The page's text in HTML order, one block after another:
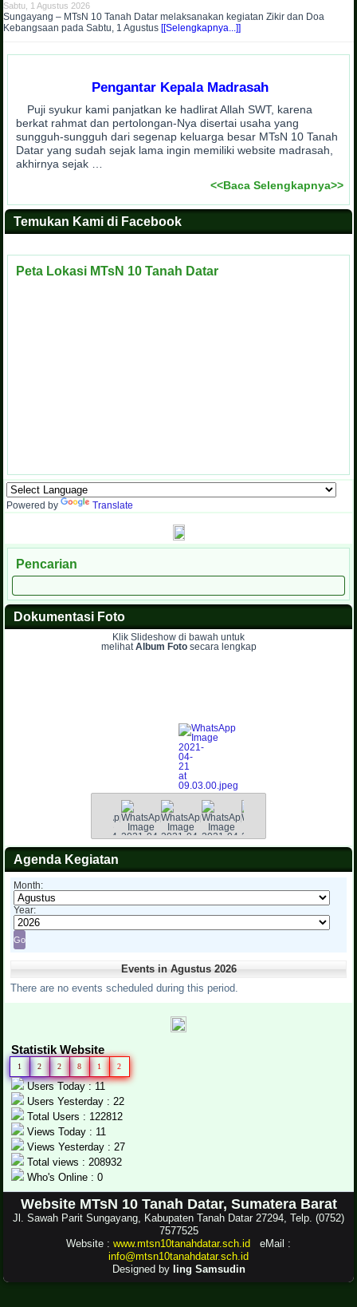
Sabtu, 1 Agustus 2026
Sungayang – MTsN 10 Tanah Datar melaksanakan kegiatan Zikir dan Doa
Kebangsaan pada Sabtu, 1 Agustus [[Selengkapnya...]]
Pengantar Kepala Madrasah
Puji syukur kami panjatkan ke hadlirat Allah SWT, karena
berkat rahmat dan pertolongan-Nya disertai usaha yang
sungguh-sungguh dari segenap keluarga besar MTsN 10 Tanah
Datar yang sudah sejak lama ingin memiliki website madrasah,
akhirnya sejak …
<<Baca Selengkapnya>>
Temukan Kami di Facebook
Peta Lokasi MTsN 10 Tanah Datar
Powered by Translate
Pencarian
Dokumentasi Foto
Klik Slideshow di bawah untuk
melihatAlbum Fotosecara lengkap
Agenda Kegiatan
Month:
Year:
Events in Agustus 2026
There are no events scheduled during this period.
Statistik Website
1 2 2 8 1 2
Users Today : 11
Users Yesterday : 22
Total Users : 122812
Views Today : 11
Views Yesterday : 27
Total views : 208932
Who's Online : 0
Website MTsN 10 Tanah Datar, Sumatera Barat
Jl. Sawah Parit Sungayang, Kabupaten Tanah Datar 27294, Telp. (0752)
7577525
Website : www.mtsn10tanahdatar.sch.id eMail :
info@mtsn10tanahdatar.sch.id
Designed by Iing Samsudin